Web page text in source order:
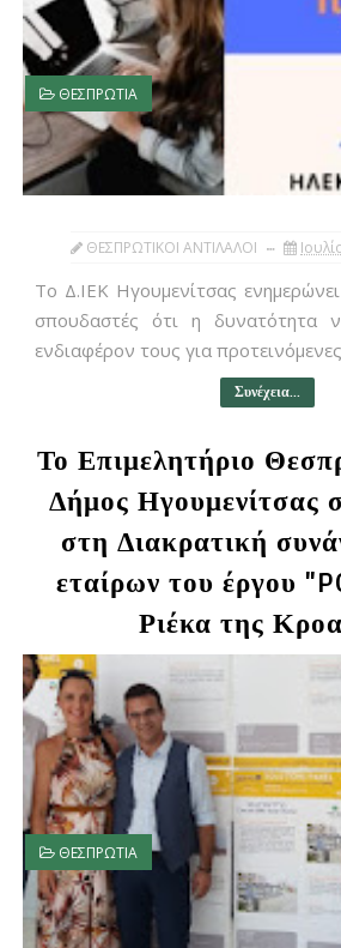
ΘΕΣΠΡΩΤΙΑ
ΘΕΣΠΡΩΤΙΚΟΙ ΑΝΤΙΛΑΛΟΙ
Το Δ.ΙΕΚ Ηγουμενίτσας
σπουδαστές ότι η δυνατότητα
ενδιαφέρον τους για προτεινόμενες
Συνέχεια...
Το Επιμελητήριο
Δήμος Ηγουμενίτσας
στη Διακρατική
εταίρων του έργου
Ριέκα της
ΘΕΣΠΡΩΤΙΑ